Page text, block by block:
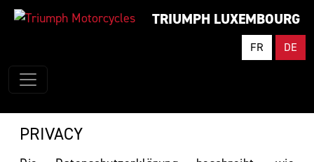
TRIUMPH LUXEMBOURG
FR DE
PRIVACY